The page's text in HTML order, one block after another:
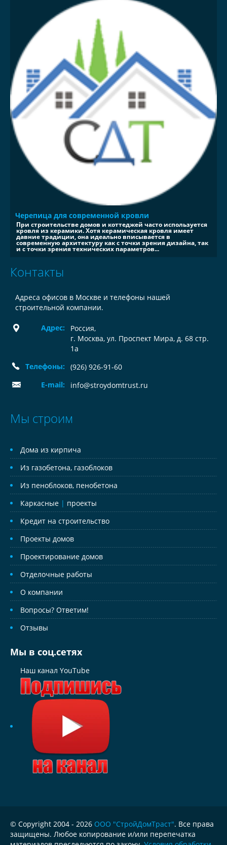
Черепица для современной кровли
При строительстве домов и коттеджей часто используется
кровля из керамики. Хотя керамическая кровля имеет
давние традиции, она идеально вписывается в
современную архитектуру как с точки зрения дизайна, так
и с точки зрения технических параметров...
Контакты
Адреса офисов в Москве и телефоны нашей
строительной компании.
Адрес: Россия,
г. Москва, ул. Проспект Мира, д. 68 стр.
1а
Телефоны:
(926) 926-91-60
E-mail:
info@stroydomtrust.ru
Мы строим
Дома из кирпича
Из газобетона, газоблоков
Из пеноблоков, пенобетона
Каркасные | проекты
Кредит на строительство
Проекты домов
Проектирование домов
Отделочные работы
О компании
Вопросы? Ответим!
Отзывы
Мы в соц.сетях
Наш канал YouTube
© Copyright 2004 - 2026 ООО "СтройДомТраст". Все права
защищены. Любое копирование и/или перепечатка